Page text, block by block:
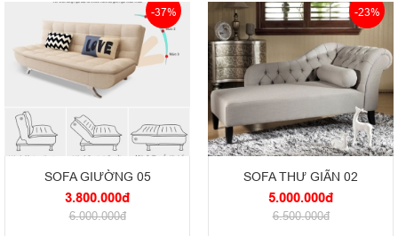
-37%
SOFA GIƯỜNG 05
3.800.000đ
6.000.000đ
-23%
SOFA THƯ GIÃN 02
5.000.000đ
6.500.000đ